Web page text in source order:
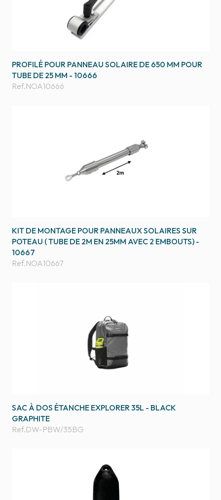
PROFILÉ POUR PANNEAU SOLAIRE DE 650 MM POUR
TUBE DE 25 MM - 10666
Ref.NOA10666
KIT DE MONTAGE POUR PANNEAUX SOLAIRES SUR
POTEAU ( TUBE DE 2M EN 25MM AVEC 2 EMBOUTS) -
10667
Ref.NOA10667
SAC À DOS ÉTANCHE EXPLORER 35L - BLACK
GRAPHITE
Ref.DW-PBW/35BG